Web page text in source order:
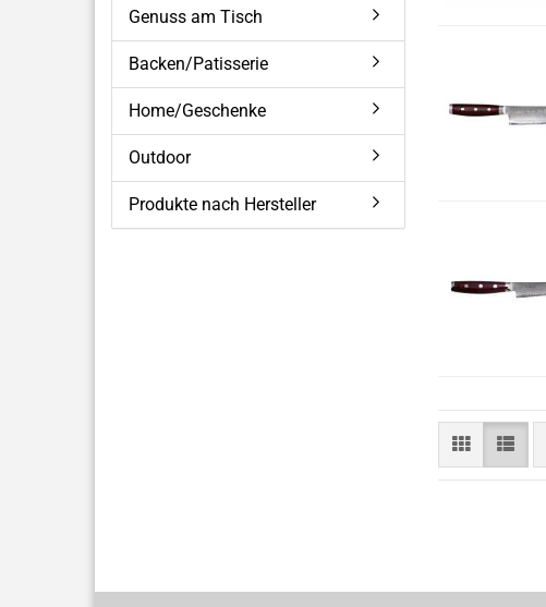
Genuss am Tisch
Backen/Patisserie
Home/Geschenke
Outdoor
Produkte nach Hersteller